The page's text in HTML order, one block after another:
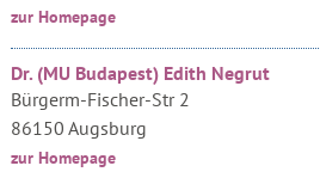
zur Homepage
Dr. (MU Budapest) Edith Negrut
Bürgerm-Fischer-Str 2
86150 Augsburg
zur Homepage